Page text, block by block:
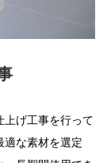
上げ工事を行って
適な素材を選定